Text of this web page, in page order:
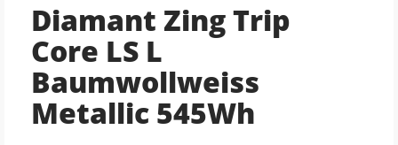
Diamant Zing Trip
Core LS L
Baumwollweiss
Metallic 545Wh